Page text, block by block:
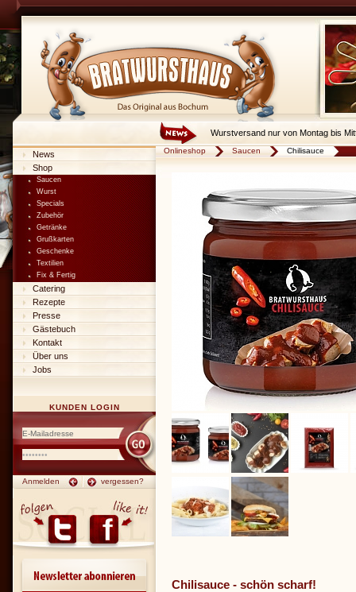
Wurstversand nur von Montag bis
News
Shop
Saucen
Wurst
Specials
Zubehör
Getränke
Grußkarten
Geschenke
Textilien
Fix & Fertig
Catering
Rezepte
Presse
Gästebuch
Kontakt
Über uns
Jobs
KUNDEN LOGIN
Anmelden vergessen?
Onlineshop Saucen Chilisauce
Chilisauce - schön scharf!